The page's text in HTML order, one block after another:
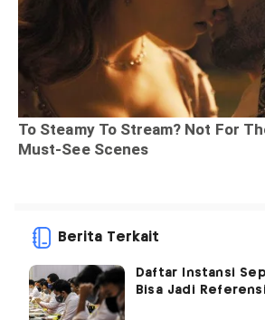
Berita Terkait
Daftar Instansi
Bisa Jadi